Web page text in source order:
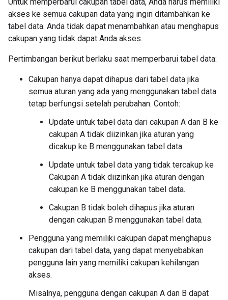
akses ke semua cakupan data yang ingin ditambahkan ke
tabel data. Anda tidak dapat menambahkan atau menghapus
cakupan yang tidak dapat Anda akses.
Pertimbangan berikut berlaku saat memperbarui tabel data:
Cakupan hanya dapat dihapus dari tabel data jika
semua aturan yang ada yang menggunakan tabel data
tetap berfungsi setelah perubahan. Contoh:
Update untuk tabel data dari cakupan A dan B ke
cakupan A tidak diizinkan jika aturan yang
dicakup ke B menggunakan tabel data.
Update untuk tabel data yang tidak tercakup ke
Cakupan A tidak diizinkan jika aturan dengan
cakupan ke B menggunakan tabel data.
Cakupan B tidak boleh dihapus jika aturan
dengan cakupan B menggunakan tabel data.
Pengguna yang memiliki cakupan dapat menghapus
cakupan dari tabel data, yang dapat menyebabkan
pengguna lain yang memiliki cakupan kehilangan
akses.
Misalnya, pengguna dengan cakupan A dan B dapat